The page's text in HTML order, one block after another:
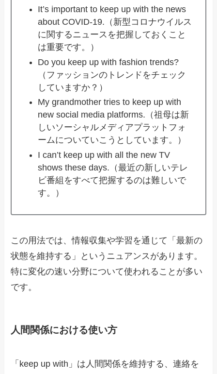
It’s important to keep up with the news
about COVID-19.（新型コロナウイルス
に関するニュースを把握しておくこと
は重要です。）
Do you keep up with fashion trends?
（ファッションのトレンドをチェック
していますか？）
My grandmother tries to keep up with
new social media platforms.（祖母は新
しいソーシャルメディアプラットフォ
ームについていこうとしています。）
I can’t keep up with all the new TV
shows these days.（最近の新しいテレ
ビ番組をすべて把握するのは難しいで
す。）
この用法では、情報収集や学習を通じて「最新の
状態を維持する」というニュアンスがあります。
特に変化の速い分野について使われることが多い
です。
人間関係における使い方
「keep up with」は人間関係を維持する、連絡を